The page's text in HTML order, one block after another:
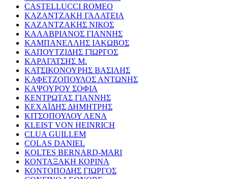
CASTELLUCCI ROMEO
ΚΑΖΑΝΤΖΑΚΗ ΓΑΛΑΤΕΙΑ
ΚΑΖΑΝΤΖΑΚΗΣ ΝΙΚΟΣ
ΚΑΛΑΒΡΙΑΝΟΣ ΓΙΑΝΝΗΣ
ΚΑΜΠΑΝΕΛΛΗΣ ΙΑΚΩΒΟΣ
ΚΑΠΟΥΤΖΙΔΗΣ ΓΙΩΡΓΟΣ
ΚΑΡΑΓΑΤΣΗΣ Μ.
ΚΑΤΣΙΚΟΝΟΥΡΗΣ ΒΑΣΙΛΗΣ
ΚΑΦΕΤΖΟΠΟΥΛΟΣ ΑΝΤΩΝΗΣ
ΚΑΨΟΥΡΟΥ ΣΟΦΙΑ
ΚΕΝΤΡΩΤΑΣ ΓΙΑΝΝΗΣ
ΚΕΧΑΪΔΗΣ ΔΗΜΗΤΡΗΣ
ΚΙΤΣΟΠΟΥΛΟΥ ΛΕΝΑ
KLEIST VON HEINRICH
CLUA GUILLEM
COLAS DANIEL
KOLTES BERNARD-MARI
ΚΟΝΤΑΞΑΚΗ ΚΟΡΙΝΑ
ΚΟΝΤΟΠΟΔΗΣ ΓΙΩΡΓΟΣ